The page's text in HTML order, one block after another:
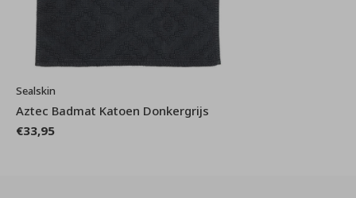
Sealskin
Aztec Badmat Katoen Donkergrijs
€33,95